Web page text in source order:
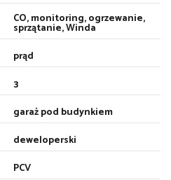
CO, monitoring, ogrzewanie,
sprzątanie, Winda
prąd
3
garaż pod budynkiem
deweloperski
PCV